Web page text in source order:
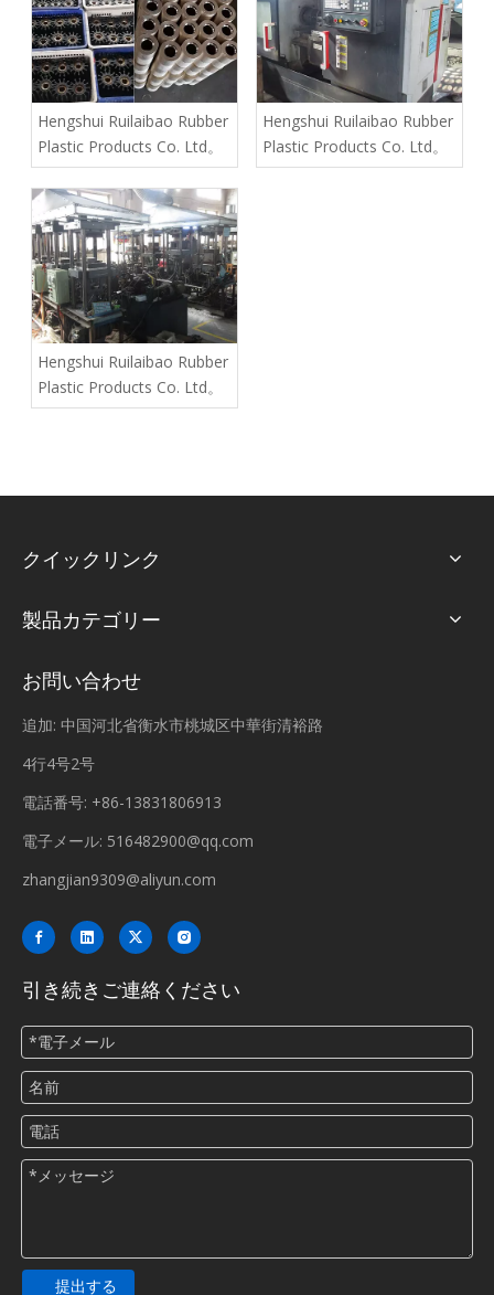
Hengshui Ruilaibao Rubber
Plastic Products Co. Ltd。
Hengshui Ruilaibao Rubber
Plastic Products Co. Ltd。
Hengshui Ruilaibao Rubber
Plastic Products Co. Ltd。
クイックリンク
製品カテゴリー
お問い合わせ
追加: 中国河北省衡水市桃城区中華街清裕路
4行4号2号
電話番号: +86-13831806913
電子メール: 516482900@qq.com
zhangjian9309@aliyun.com
引き続きご連絡ください
提出する